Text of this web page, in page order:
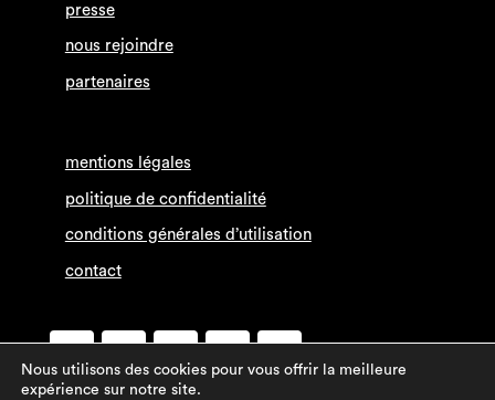
presse
nous rejoindre
partenaires
mentions légales
politique de confidentialité
conditions générales d’utilisation
contact
Nous utilisons des cookies pour vous offrir la meilleure
expérience sur notre site.Facebook